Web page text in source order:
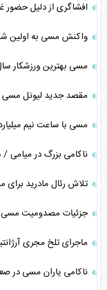
افشاگری از دلیل حضور
واکنش مسی به اولین
مسی بهترین ورزشکار سال 2023 از نگاه مجله
مقصد جدید لیونل
مسی با ساعت نیم
ناکامی بزرگ در میامی / مسی
تلاش رئال مادرید
جزئیات مصدومیت مسی
ماجرای تلخ مجری
ناکامی یاران مسی در